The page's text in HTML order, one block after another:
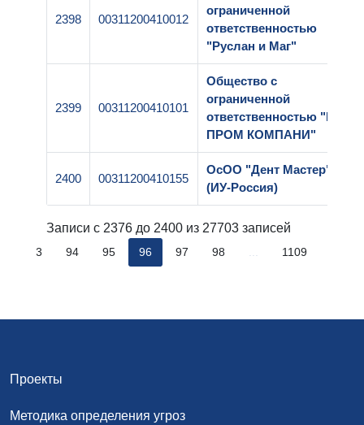
2398 00311200410012
ограниченной
ответственностью
"Руслан и Маг"
2399 00311200410101
Общество с
ограниченной
ответственностью "КК
ПРОМ КОМПАНИ"
2400 00311200410155
ОсОО "Дент Мастер"
(ИУ-Россия)
Записи с 2376 до 2400 из 27703 записей
93 94 95 96 97 98 1109
Проекты
Методика определения угроз